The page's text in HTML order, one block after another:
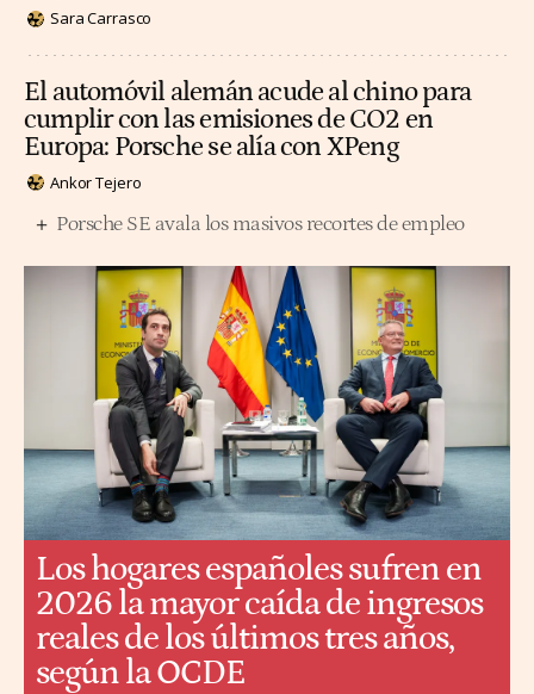
Sara Carrasco
El automóvil alemán acude al chino para
cumplir con las emisiones de CO2 en
Europa: Porsche se alía con XPeng
Ankor Tejero
Porsche SE avala los masivos recortes de empleo
Los hogares españoles sufren en
2026 la mayor caída de ingresos
reales de los últimos tres años,
según la OCDE